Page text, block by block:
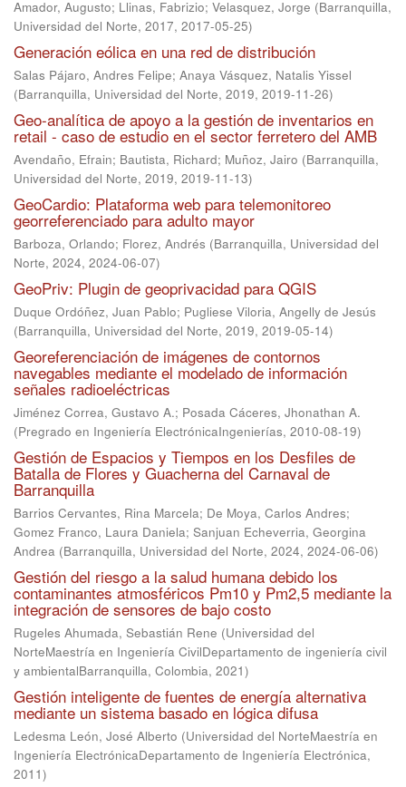
Amador, Augusto; Llinas, Fabrizio; Velasquez, Jorge (Barranquilla,
Universidad del Norte, 2017, 2017-05-25)
Generación eólica en una red de distribución
Salas Pájaro, Andres Felipe; Anaya Vásquez, Natalis Yissel
(Barranquilla, Universidad del Norte, 2019, 2019-11-26)
Geo-analítica de apoyo a la gestión de inventarios en
retail - caso de estudio en el sector ferretero del AMB
Avendaño, Efrain; Bautista, Richard; Muñoz, Jairo (Barranquilla,
Universidad del Norte, 2019, 2019-11-13)
GeoCardio: Plataforma web para telemonitoreo
georreferenciado para adulto mayor
Barboza, Orlando; Florez, Andrés (Barranquilla, Universidad del
Norte, 2024, 2024-06-07)
GeoPriv: Plugin de geoprivacidad para QGIS
Duque Ordóñez, Juan Pablo; Pugliese Viloria, Angelly de Jesús
(Barranquilla, Universidad del Norte, 2019, 2019-05-14)
Georeferenciación de imágenes de contornos
navegables mediante el modelado de información
señales radioeléctricas
Jiménez Correa, Gustavo A.; Posada Cáceres, Jhonathan A.
(Pregrado en Ingeniería ElectrónicaIngenierías, 2010-08-19)
Gestión de Espacios y Tiempos en los Desfiles de
Batalla de Flores y Guacherna del Carnaval de
Barranquilla
Barrios Cervantes, Rina Marcela; De Moya, Carlos Andres;
Gomez Franco, Laura Daniela; Sanjuan Echeverria, Georgina
Andrea (Barranquilla, Universidad del Norte, 2024, 2024-06-06)
Gestión del riesgo a la salud humana debido los
contaminantes atmosféricos Pm10 y Pm2,5 mediante la
integración de sensores de bajo costo
Rugeles Ahumada, Sebastián Rene (Universidad del
NorteMaestría en Ingeniería CivilDepartamento de ingeniería civil
y ambientalBarranquilla, Colombia, 2021)
Gestión inteligente de fuentes de energía alternativa
mediante un sistema basado en lógica difusa
Ledesma León, José Alberto (Universidad del NorteMaestría en
Ingeniería ElectrónicaDepartamento de Ingeniería Electrónica,
2011)